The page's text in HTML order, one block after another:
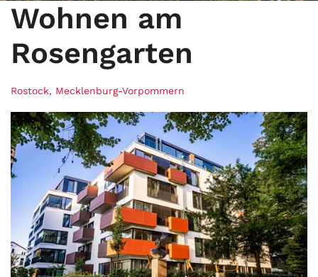
Wohnen am
Rosengarten
Rostock, Mecklenburg-Vorpommern
ansehen